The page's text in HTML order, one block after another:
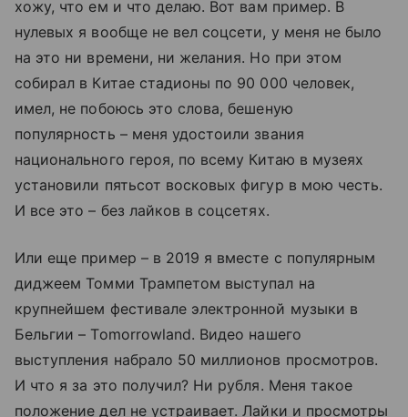
хожу, что ем и что делаю. Вот вам пример. В
нулевых я вообще не вел соцсети, у меня не было
на это ни времени, ни желания. Но при этом
собирал в Китае стадионы по 90 000 человек,
имел, не побоюсь это слова, бешеную
популярность – меня удостоили звания
национального героя, по всему Китаю в музеях
установили пятьсот восковых фигур в мою честь.
И все это – без лайков в соцсетях.
Или еще пример – в 2019 я вместе с популярным
диджеем Томми Трампетом выступал на
крупнейшем фестивале электронной музыки в
Бельгии – Tomorrowland. Видео нашего
выступления набрало 50 миллионов просмотров.
И что я за это получил? Ни рубля. Меня такое
положение дел не устраивает. Лайки и просмотры